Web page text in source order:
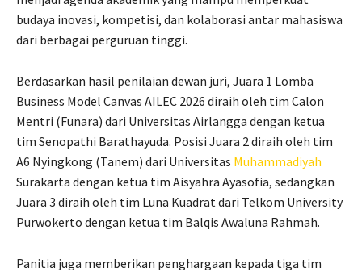
budaya inovasi, kompetisi, dan kolaborasi antar mahasiswa
dari berbagai perguruan tinggi.
Berdasarkan hasil penilaian dewan juri, Juara 1 Lomba
Business Model Canvas AILEC 2026 diraih oleh tim Calon
Mentri (Funara) dari Universitas Airlangga dengan ketua
tim Senopathi Barathayuda. Posisi Juara 2 diraih oleh tim
A6 Nyingkong (Tanem) dari Universitas Muhammadiyah
Surakarta dengan ketua tim Aisyahra Ayasofia, sedangkan
Juara 3 diraih oleh tim Luna Kuadrat dari Telkom University
Purwokerto dengan ketua tim Balqis Awaluna Rahmah.
Panitia juga memberikan penghargaan kepada tiga tim